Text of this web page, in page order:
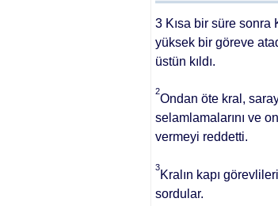
3 Kısa bir süre sonra
yüksek bir göreve
üstün kıl­dı.
2
Ondan öte kral,
selamlamalarını ve
vermeyi reddetti.
3
Kralın kapı
sordular.